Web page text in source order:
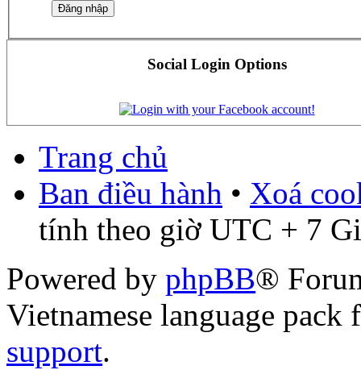
Social Login Options
Trang chủ
Ban điều hành • Xoá
tính theo giờ UTC + 7
Powered by phpBB®
Vietnamese language
support.